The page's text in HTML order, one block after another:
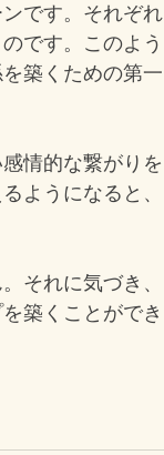
です。それぞれ
です。このよう
築くための第一
情的な繋がりを
ようになると、
それに気づき、
築くことができ